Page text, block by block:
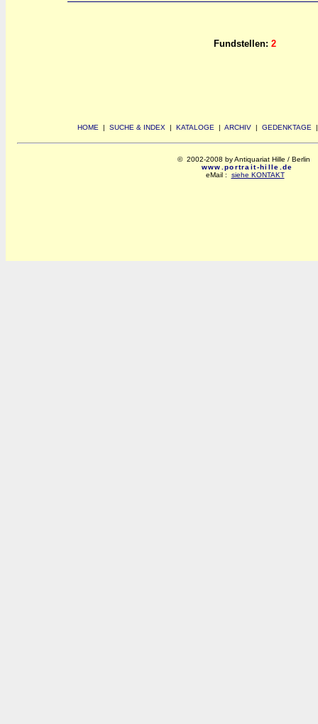
Fundstellen: 2
HOME | SUCHE & INDEX | KATALOGE | ARCHIV | GEDENKTAGE
© 2002-2008 by Antiquariat Hille / Berlin
www.portrait-hille.de
eMail : siehe KONTAKT